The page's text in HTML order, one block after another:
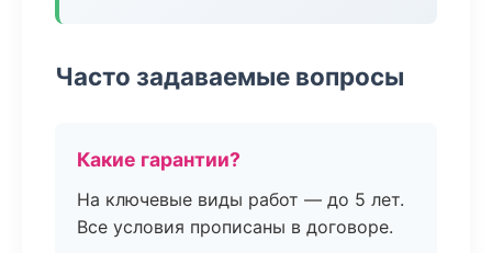
Часто задаваемые вопросы
Какие гарантии?
На ключевые виды работ — до 5 лет.
Все условия прописаны в договоре.